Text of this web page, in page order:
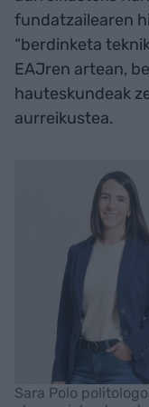
fundatzailearen
“berdinketa
EAJren artean,
hauteskundeak
aurreikustea.
Sara Polo